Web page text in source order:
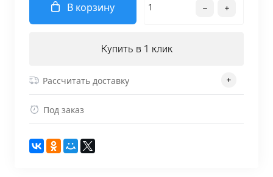
В корзину
Купить в 1 клик
Рассчитать доставку
Под заказ